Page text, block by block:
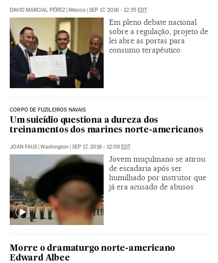
DAVID MARCIAL PÉREZ | México | SEP 17, 2016 - 12:35 EDT
Em pleno debate nacional
sobre a regulação, projeto de
lei abre as portas para
consumo terapêutico
CORPO DE FUZILEIROS NAVAIS
Um suicídio questiona a dureza dos
treinamentos dos marines norte-americanos
JOAN FAUS | Washington | SEP 17, 2016 - 12:09 EDT
Jovem muçulmano se atirou
de escadaria após ser
humilhado por instrutor que
já era acusado de abusos
Morre o dramaturgo norte-americano
Edward Albee